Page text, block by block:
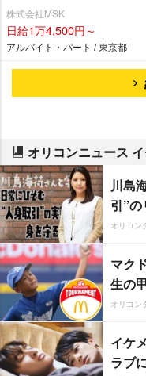
株式会社MSK
日給1万4,500円～
アルバイト・パート / 東京都
オリコンニュース
川島
引”
オリコン
マク
生の
オリコン
イケ
ラブ